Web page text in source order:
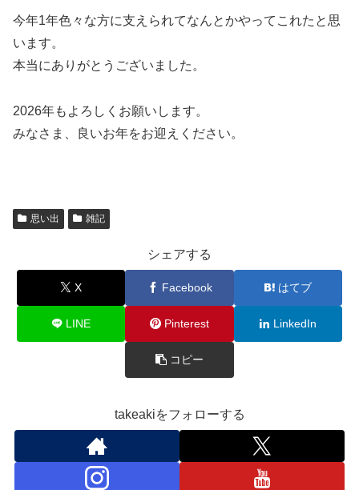
今年1年色々な方に支えられてなんとかやってこれたと思
います。
本当にありがとうございました。
2026年もよろしくお願いします。
みなさま、良いお年をお迎えください。
思い出 雑記
シェアする
X Facebook はてブ
LINE Pinterest LinkedIn
コピー
takeakiをフォローする